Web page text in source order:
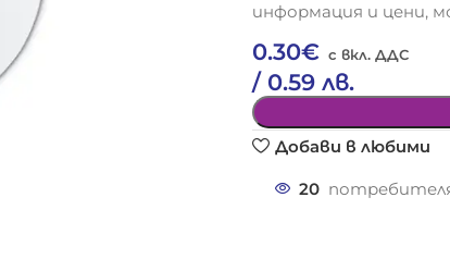
информация и цени,
0.30€
/ 0.59 лв.
Добави в любими
20